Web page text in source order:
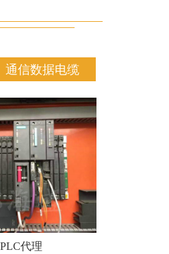
通信数据电缆
代理